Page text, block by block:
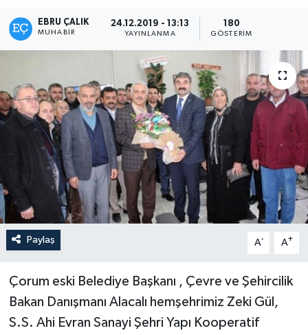
EBRU ÇALIK
MUHABIR
24.12.2019 - 13:13
YAYINLANMA
180
GÖSTERIM
Paylaş A- A+
Çorum eski Belediye Başkanı , Çevre ve Şehircilik
Bakan Danışmanı Alacalı hemşehrimiz Zeki Gül,
S.S. Ahi Evran Sanayi Şehri Yapı Kooperatif